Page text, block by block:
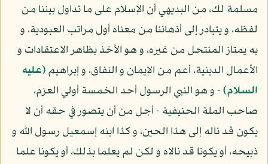
مسلمة لك، من البديهي أن الإسلام على ما تداول بيننا من
لفظه، و يتبادر إلى أذهاننا من معناه أول مراتب العبودية، و
به يمتاز المنتحل من غيره، و هو الأخذ بظاهر الاعتقادات و
الأعمال الدينية، أعم من الإيمان و النفاق، و إبراهيم(عليه
السلام)- و هو النبي الرسول أحد الخمسة أولي العزم،
صاحب الملة الحنيفية - أجل من أن يتصور في حقه أن لا
يكون قد ناله إلى هذا الحين، و كذا ابنه إسمعيل رسول الله و
ذبيحه، أو يكونا قد نالاه و لكن لم يعلما بذلك، أو يكونا علما